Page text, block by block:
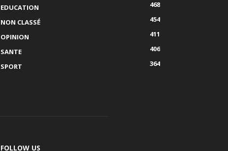
EDUCATION
468
NON CLASSÉ
454
OPINION
411
SANTE
406
SPORT
364
FOLLOW US